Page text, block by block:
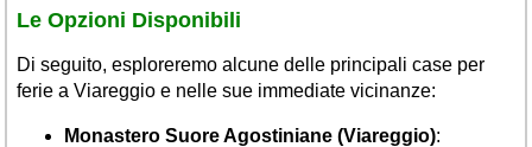
Le Opzioni Disponibili
Di seguito, esploreremo alcune delle principali case per
ferie a Viareggio e nelle sue immediate vicinanze:
Monastero Suore Agostiniane (Viareggio):